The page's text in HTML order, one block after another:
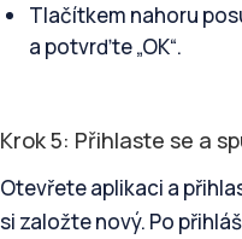
Tlačítkem nahoru
a potvrďte „OK“.
Krok 5: Přihlaste se a
Otevřete aplikaci a
si založte nový. Po